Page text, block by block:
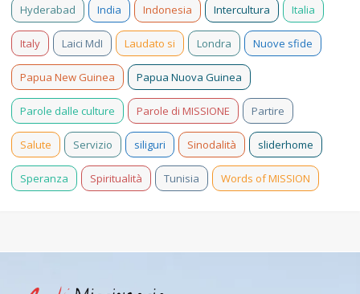
Hyderabad India Indonesia Intercultura Italia
Italy Laici MdI Laudato si Londra Nuove sfide
Papua New Guinea Papua Nuova Guinea
Parole dalle culture Parole di MISSIONE Partire
Salute Servizio siliguri Sinodalità sliderhome
Speranza Spiritualità Tunisia Words of MISSION